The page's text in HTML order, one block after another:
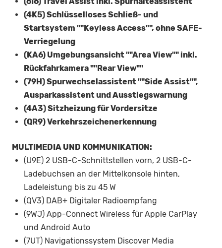
(4K5) Schlüsselloses Schließ- und
Startsystem ""Keyless Access"", ohne SAFE-
Verriegelung
(KA6) Umgebungsansicht ""Area View"" inkl.
Rückfahrkamera ""Rear View""
(79H) Spurwechselassistent ""Side Assist"",
Ausparkassistent und Ausstiegswarnung
(4A3) Sitzheizung für Vordersitze
(QR9) Verkehrszeichenerkennung
MULTIMEDIA UND KOMMUNIKATION:
(U9E) 2 USB-C-Schnittstellen vorn, 2 USB-C-
Ladebuchsen an der Mittelkonsole hinten,
Ladeleistung bis zu 45 W
(QV3) DAB+ Digitaler Radioempfang
(9WJ) App-Connect Wireless für Apple CarPlay
und Android Auto
(7UT) Navigationssystem Discover Media